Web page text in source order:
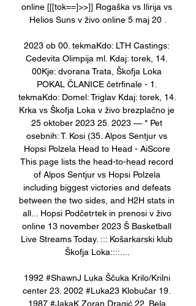
online [[[tok==]>>]] Rogaška vs Ilirija vs
Helios Suns v živo online 5 maj 20 .
2023 ob 00. tekmaKdo: LTH Castings:
Cedevita Olimpija ml. Kdaj: torek, 14.
00Kje: dvorana Trata, Škofja Loka
POKAL ČLANICE četrfinale - 1.
tekmaKdo: Domel: Triglav Kdaj: torek, 14.
Krka vs Škofja Loka v živo brezplačno je
25 oktober 2023 25. 2023 — * Pet
osebnih: T. Kosi (35. Alpos Sentjur vs
Hopsi Polzela Head to Head - AiScore
This page lists the head-to-head record
of Alpos Sentjur vs Hopsi Polzela
including biggest victories and defeats
between the two sides, and H2H stats in
all... Hopsi Podčetrtek in prenosi v živo
online 13 november 2023 Š Basketball
Live Streams Today. ::: Košarkarski klub
Škofja Loka::::....
1992 #ShawnJ Luka Ščuka Krilo/Krilni
center 23. 2002 #Luka23 Klobučar 19.
1987 #JakaK Zoran Dragić 22. Bela